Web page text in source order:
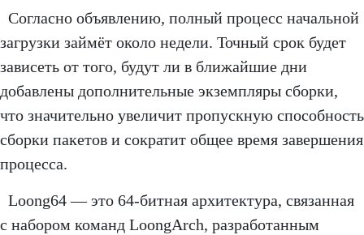
Согласно объявлению, полный процесс начальной
загрузки займёт около недели. Точный срок будет
зависеть от того, будут ли в ближайшие дни
добавлены дополнительные экземпляры сборки,
что значительно увеличит пропускную способность
сборки пакетов и сократит общее время завершения
процесса.
Loong64 — это 64-битная архитектура, связанная
с набором команд LoongArch, разработанным